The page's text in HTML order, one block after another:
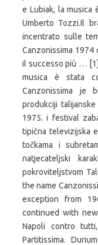
e Lubiak, la musica
Umberto Tozzi.Il
incentrato sulle
Canzonissima
il successo più …
musica è stata
Canzonissima je
produkciji
1975. i festival
tipična televizijska
točkama i
natjecateljski
pokroviteljstvom
the name
exception from
continued with
Napoli contro
Partitissima.